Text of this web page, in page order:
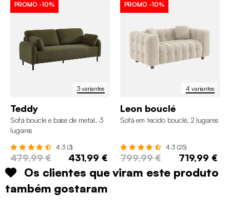
3 variantes
PROMO -10%
Teddy
Sofá boucle e base de metal, 3
lugares
4.3 (3)
479,99 € 431,99 €
4 variantes
PROMO -10%
Leon bouclé
Sofá em tecido bouclé, 2 lugares
4.3 (25)
799,99 € 719,99 €
Os clientes que viram este produto
também gostaram